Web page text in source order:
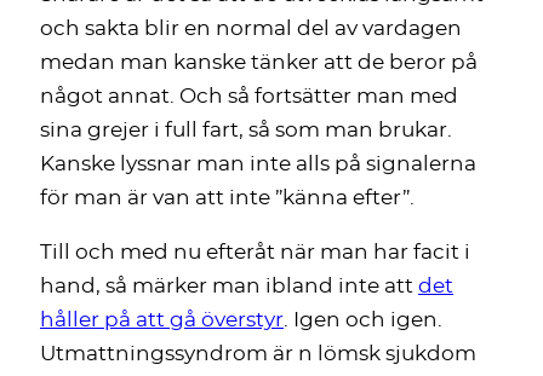
och sakta blir en normal del av vardagen
medan man kanske tänker att de beror på
något annat. Och så fortsätter man med
sina grejer i full fart, så som man brukar.
Kanske lyssnar man inte alls på signalerna
för man är van att inte ”känna efter”.
Till och med nu efteråt när man har facit i
hand, så märker man ibland inte att det
håller på att gå överstyr. Igen och igen.
Utmattningssyndrom är n lömsk sjukdom